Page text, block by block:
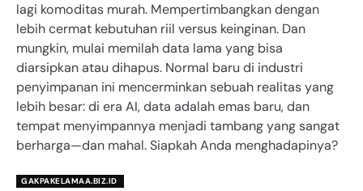
lagi komoditas murah. Mempertimbangkan dengan
lebih cermat kebutuhan riil versus keinginan. Dan
mungkin, mulai memilah data lama yang bisa
diarsipkan atau dihapus. Normal baru di industri
penyimpanan ini mencerminkan sebuah realitas yang
lebih besar: di era AI, data adalah emas baru, dan
tempat menyimpannya menjadi tambang yang sangat
berharga—dan mahal. Siapkah Anda menghadapinya?
GAKPAKELAMAA.BIZ.ID